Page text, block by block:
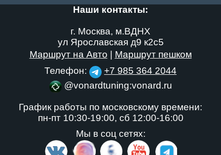
Наши контакты:
г. Москва, м.ВДНХ
ул Ярославская д9 к2с5
Маршрут на Авто
Маршрут пешком
Телефон:
+7 985 364 2044
@vonardtuning:vonard.ru
График работы по московскому времени:
пн-пт 10:30-19:00, сб 12:00-16:00
Мы в соц сетях: